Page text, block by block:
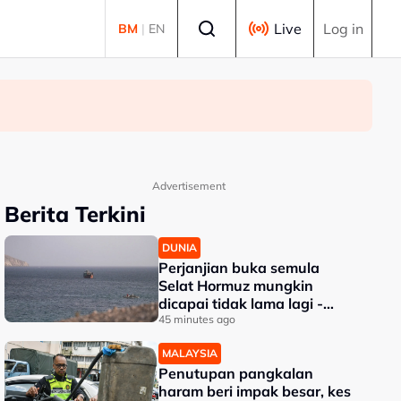
BM | EN Live Log in
Advertisement
Berita Terkini
DUNIA
Perjanjian buka semula
Selat Hormuz mungkin
dicapai tidak lama lagi -
Trump
45 minutes ago
MALAYSIA
Penutupan pangkalan
haram beri impak besar, kes